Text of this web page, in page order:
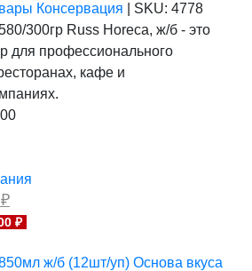
Консервация SKU: 4778
300гр Russ Horeca, ж/б - это
для профессионального
кафе и
₽Текущая
цена:
162,00 ₽.
₽
ж/б (12шт/уп) Основа вкуса